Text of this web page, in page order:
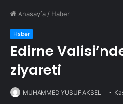
Anasayfa / Haber
Haber
Edirne
ziyareti
MUHAMMED YUSUF AKSEL